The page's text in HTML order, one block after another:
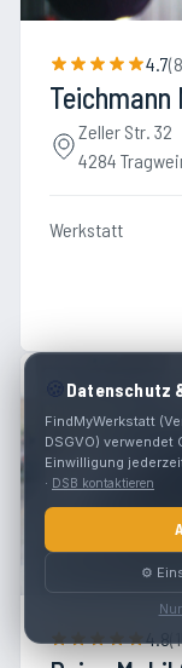
4.7(
Teichmann
Zeller Str. 32
4284
Werkstatt
4.8(
Datenschutz
FindMyWerkstatt
DSGVO) verwendet
Einwilligung
· DSB kontaktieren
⚙️